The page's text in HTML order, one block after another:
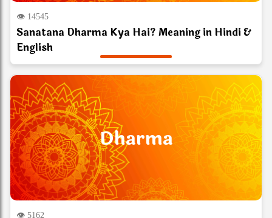
👁 14545
Sanatana Dharma Kya Hai? Meaning in Hindi &
English
Dharma
👁 5162